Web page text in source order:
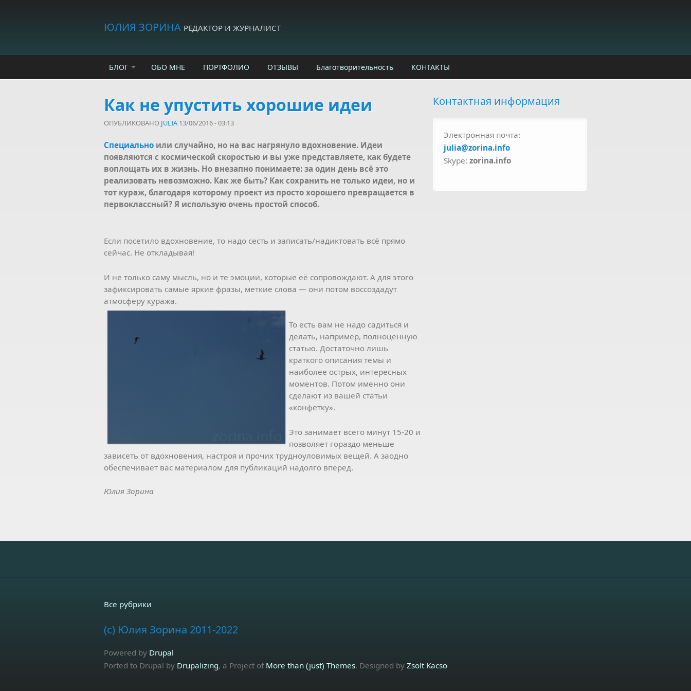
ЮЛИЯ ЗОРИНА РЕДАКТОР И ЖУРНАЛИСТ
БЛОГ ОБО МНЕ ПОРТФОЛИО ОТЗЫВЫ Благотворительность КОНТАКТЫ
Как не упустить хорошие идеи
ОПУБЛИКОВАНО JULIA 13/06/2016 - 03:13
Специально или случайно, но на вас нагрянуло вдохновение. Идеи
появляются с космической скоростью и вы уже представляете, как будете
воплощать их в жизнь. Но внезапно понимаете: за один день всё это
реализовать невозможно. Как же быть? Как сохранить не только идеи, но и
тот кураж, благодаря которому проект из просто хорошего превращается в
первоклассный? Я использую очень простой способ.
Если посетило вдохновение, то надо сесть и записать/надиктовать всё прямо
сейчас. Не откладывая!
И не только саму мысль, но и те эмоции, которые её сопровождают. А для этого
зафиксировать самые яркие фразы, меткие слова — они потом воссоздадут
атмосферу куража.
То есть вам не надо садиться и
делать, например, полноценную
статью. Достаточно лишь
краткого описания темы и
наиболее острых, интересных
моментов. Потом именно они
сделают из вашей статьи
«конфетку».
Это занимает всего минут 15-20 и
позволяет гораздо меньше
зависеть от вдохновения, настроя и прочих трудноуловимых вещей. А заодно
обеспечивает вас материалом для публикаций надолго вперед.
Юлия Зорина
Контактная информация
Электронная почта:
julia@zorina.info
Skype: zorina.info
Все рубрики
(c) Юлия Зорина 2011-2022
Powered by Drupal
Ported to Drupal by Drupalizing, a Project of More than (just) Themes. Designed by Zsolt Kacso